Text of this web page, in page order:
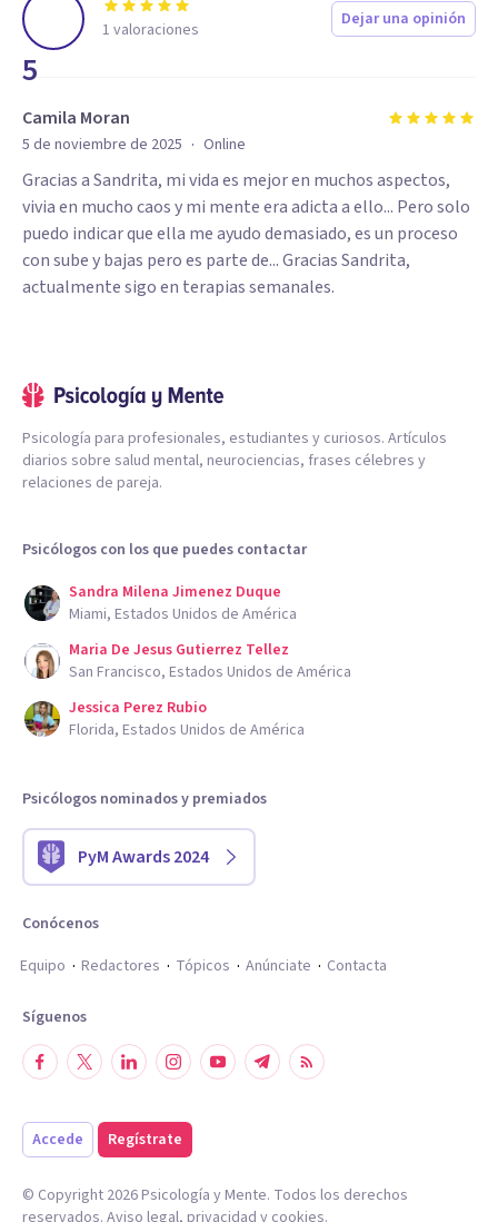
5
1 valoraciones Dejar una opinión
Camila Moran
5 de noviembre de 2025 · Online
Gracias a Sandrita, mi vida es mejor en muchos aspectos,
vivia en mucho caos y mi mente era adicta a ello... Pero solo
puedo indicar que ella me ayudo demasiado, es un proceso
con sube y bajas pero es parte de... Gracias Sandrita,
actualmente sigo en terapias semanales.
Psicología para profesionales, estudiantes y curiosos. Artículos
diarios sobre salud mental, neurociencias, frases célebres y
relaciones de pareja.
Psicólogos con los que puedes contactar
Sandra Milena Jimenez Duque
Miami, Estados Unidos de América
Maria De Jesus Gutierrez Tellez
San Francisco, Estados Unidos de América
Jessica Perez Rubio
Florida, Estados Unidos de América
Psicólogos nominados y premiados
PyM Awards 2024
Conócenos
Equipo
Redactores Tópicos Anúnciate Contacta
Síguenos
Accede Regístrate
© Copyright 2026Psicología y Mente. Todos los derechos
reservados. Aviso legal, privacidad y cookies.